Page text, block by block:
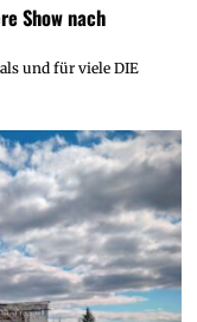
Show nach
und für viele DIE